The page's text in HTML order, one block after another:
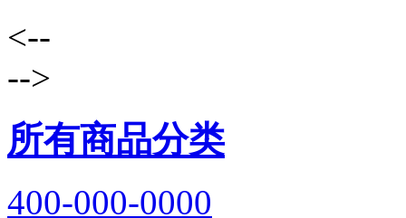
<--
-->
所有商品分类
400-000-0000